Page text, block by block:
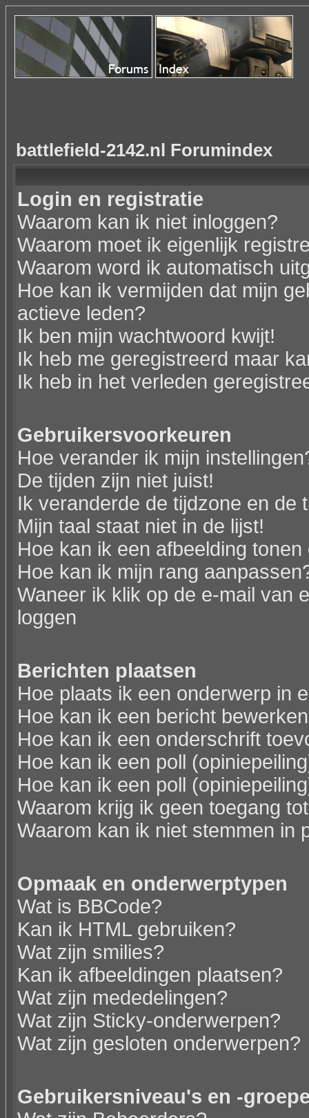
battlefield-2142.nl Forumindex
Login en registratie
Waarom kan ik niet inloggen?
Waarom moet ik eigenlijk
Waarom word ik automatisch
Hoe kan ik vermijden dat mijn
actieve leden?
Ik ben mijn wachtwoord kwijt!
Ik heb me geregistreerd maar
Ik heb in het verleden
Gebruikersvoorkeuren
Hoe verander ik mijn
De tijden zijn niet juist!
Ik veranderde de tijdzone en de
Mijn taal staat niet in de lijst!
Hoe kan ik een afbeelding
Hoe kan ik mijn rang
Waneer ik klik op de e-mail van
loggen
Berichten plaatsen
Hoe plaats ik een onderwerp in
Hoe kan ik een bericht
Hoe kan ik een onderschrift
Hoe kan ik een poll
Hoe kan ik een poll
Waarom krijg ik geen toegang
Waarom kan ik niet stemmen in
Opmaak en onderwerptypen
Wat is BBCode?
Kan ik HTML gebruiken?
Wat zijn smilies?
Kan ik afbeeldingen plaatsen?
Wat zijn mededelingen?
Wat zijn Sticky-onderwerpen?
Wat zijn gesloten onderwerpen?
Gebruikersniveau's en -